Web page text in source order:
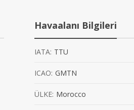
YOLCU UÇAKLARI
Havaalanı Bilgileri
IATA: TTU
ICAO: GMTN
ÜLKE: Morocco